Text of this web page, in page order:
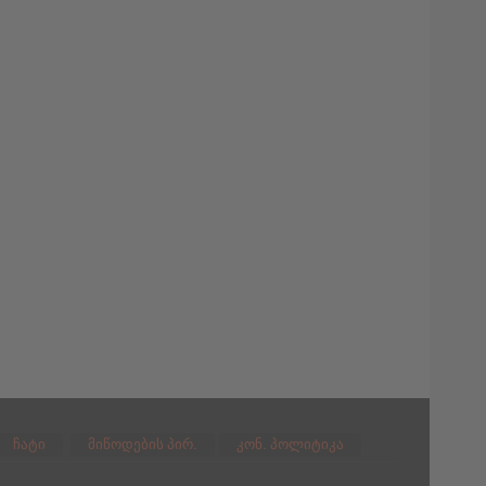
მიწოდების პირ. კონ. პოლიტიკა
ჩატი